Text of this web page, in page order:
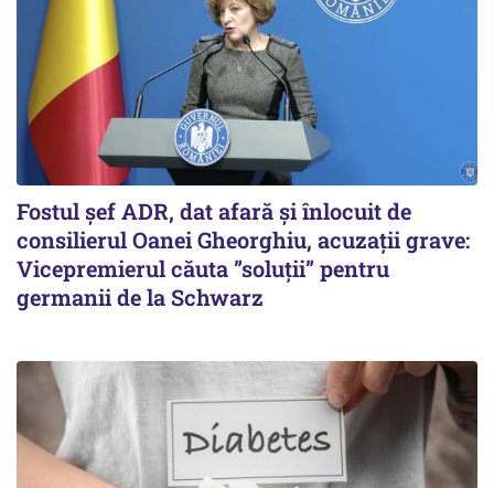
Fostul șef ADR, dat afară și înlocuit de
consilierul Oanei Gheorghiu, acuzații grave:
Vicepremierul căuta ”soluții” pentru
germanii de la Schwarz